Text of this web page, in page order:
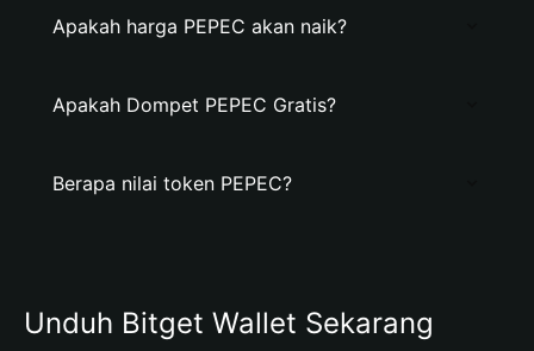
Apakah harga PEPEC akan naik?
Apakah Dompet PEPEC Gratis?
Berapa nilai token PEPEC?
Unduh Bitget Wallet Sekarang